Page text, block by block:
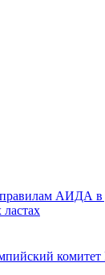
АИДА в
комитет